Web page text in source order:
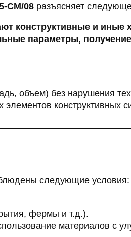
СМ/08 разъясняет
конструктивные и иные
параметры,
объем) без нарушения
конструктивных
следующие условия:
фермы и т.д.).
материалов с